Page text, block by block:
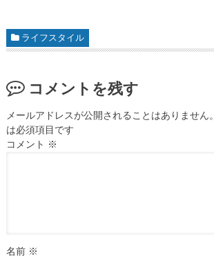
ライフスタイル
コメントを残す
メールアドレスが公開されることはありません。
は必須項目です
コメント ※
名前 ※